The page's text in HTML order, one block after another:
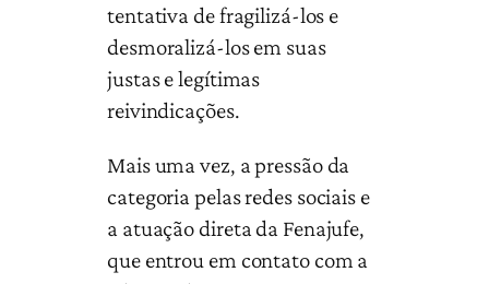
tentativa de fragilizá-los e
desmoralizá-los em suas
justas e legítimas
reivindicações.
Mais uma vez, a pressão da
categoria pelas redes sociais e
a atuação direta da Fenajufe,
que entrou em contato com a